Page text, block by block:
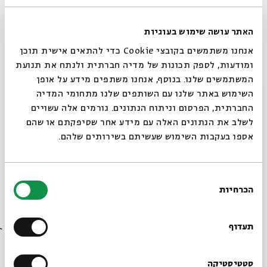
האתר עושה שימוש בעוגיות
אנחנו משתמשים בקובצי Cookie כדי להתאים אישית תוכן
ומודעות, לספק תכונות של מדיה חברתית ולנתח את תנועת
המשתמשים שלנו. בנוסף, אנחנו משתפים מידע על אופן
השימוש באתר שלנו עם השותפים שלנו מתחומי המדיה
החברתית, הפרסום וניתוח הנתונים. גורמים אלה עשויים
לשלב את הנתונים האלה עם מידע אחר שסיפקתם או שהם
אספו בעקבות השימוש שעשיתם בשירותים שלהם.
הסכמה
הכרחיות
תעדוף
סטטיסטיקה
מוזיאון ישראל מארח את בית אבי חי
סגור